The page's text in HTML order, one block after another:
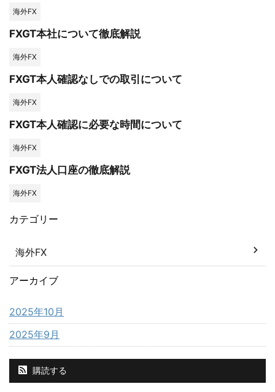
海外FX
FXGT本社について徹底解説
海外FX
FXGT本人確認なしでの取引について
海外FX
FXGT本人確認に必要な時間について
海外FX
FXGT法人口座の徹底解説
海外FX
カテゴリー
海外FX
アーカイブ
2025年10月
2025年9月
購読する